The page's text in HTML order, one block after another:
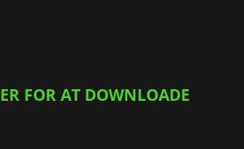
FOR AT DOWNLOADE